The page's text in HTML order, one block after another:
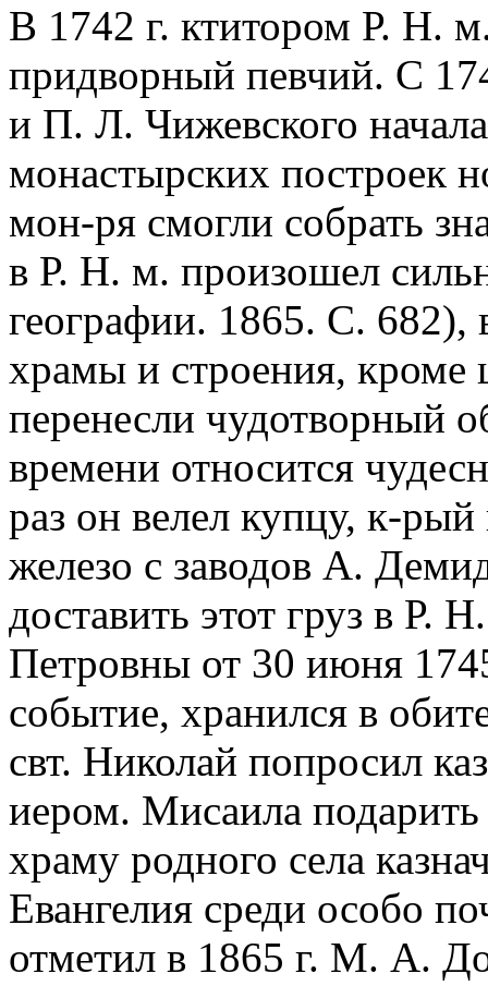
В 1742 г. ктитором Р. Н.
придворный певчий. С
и П. Л. Чижевского
монастырских построек
мон-ря смогли собрать
в Р. Н. м. произошел
географии. 1865. С. 682),
храмы и строения, кроме
перенесли чудотворный
времени относится
раз он велел купцу, к-
железо с заводов А.
доставить этот груз в Р.
Петровны от 30 июня
событие, хранился в
свт. Николай попросил
иером. Мисаила
храму родного села
Евангелия среди особо
отметил в 1865 г. М. А.